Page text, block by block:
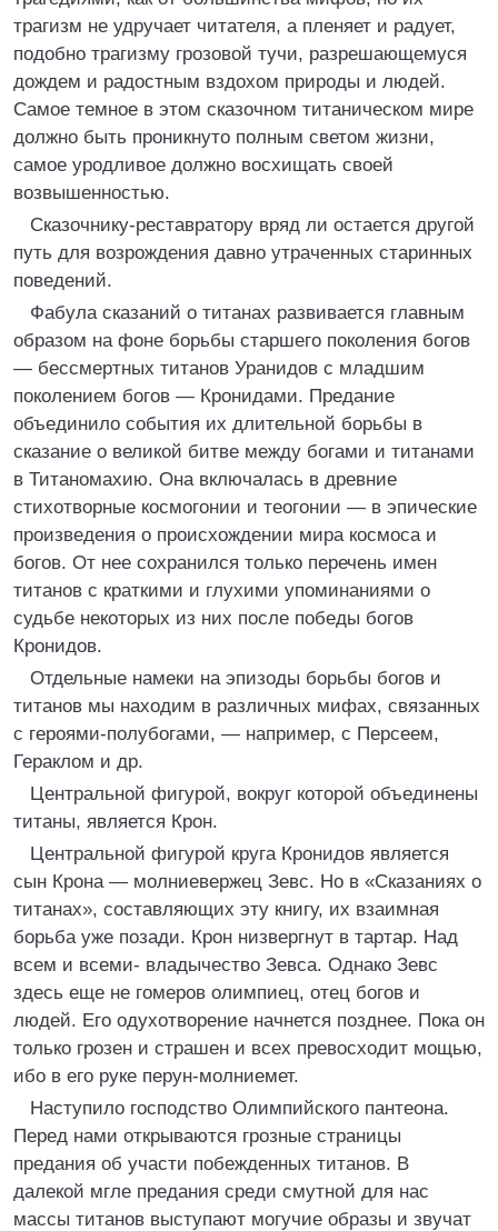
трагизм не удручает читателя, а пленяет и радует,
подобно трагизму грозовой тучи, разрешающемуся
дождем и радостным вздохом природы и людей.
Самое темное в этом сказочном титаническом мире
должно быть проникнуто полным светом жизни,
самое уродливое должно восхищать своей
возвышенностью.
Сказочнику-реставратору вряд ли остается другой
путь для возрождения давно утраченных старинных
поведений.
Фабула сказаний о титанах развивается главным
образом на фоне борьбы старшего поколения богов
— бессмертных титанов Уранидов с младшим
поколением богов — Кронидами. Предание
объединило события их длительной борьбы в
сказание о великой битве между богами и титанами
в Титаномахию. Она включалась в древние
стихотворные космогонии и теогонии — в эпические
произведения о происхождении мира космоса и
богов. От нее сохранился только перечень имен
титанов с краткими и глухими упоминаниями о
судьбе некоторых из них после победы богов
Кронидов.
Отдельные намеки на эпизоды борьбы богов и
титанов мы находим в различных мифах, связанных
с героями-полубогами, — например, с Персеем,
Гераклом и др.
Центральной фигурой, вокруг которой объединены
титаны, является Крон.
Центральной фигурой круга Кронидов является
сын Крона — молниевержец Зевс. Но в «Сказаниях о
титанах», составляющих эту книгу, их взаимная
борьба уже позади. Крон низвергнут в тартар. Над
всем и всеми- владычество Зевса. Однако Зевс
здесь еще не гомеров олимпиец, отец богов и
людей. Его одухотворение начнется позднее. Пока он
только грозен и страшен и всех превосходит мощью,
ибо в его руке перун-молниемет.
Наступило господство Олимпийского пантеона.
Перед нами открываются грозные страницы
предания об участи побежденных титанов. В
далекой мгле предания среди смутной для нас
массы титанов выступают могучие образы и звучат